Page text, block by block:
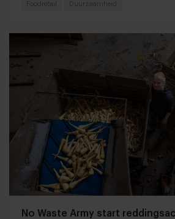
Foodretail Duurzaamheid
No Waste Army start